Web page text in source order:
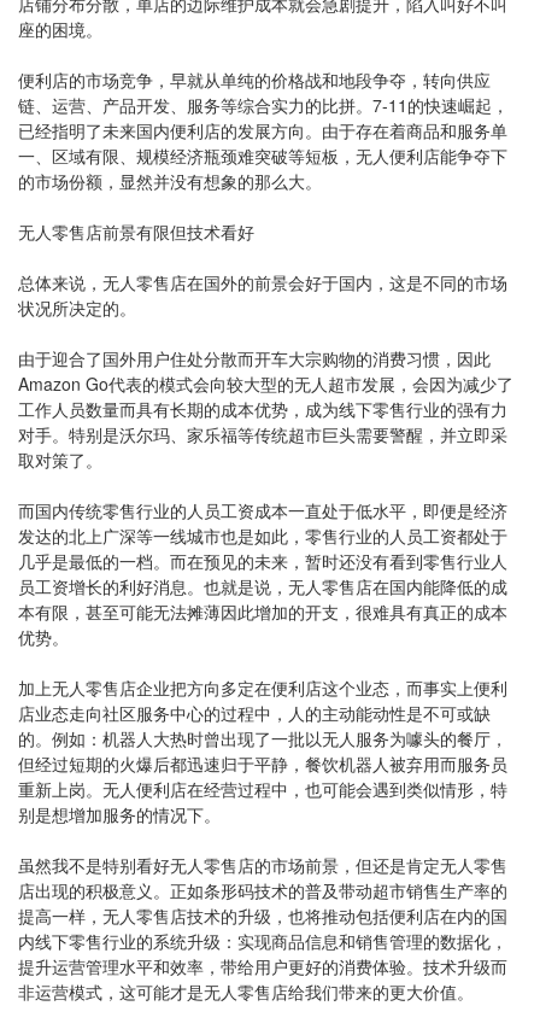
座的困境。
便利店的市场竞争，早就从单纯的价格战和地段争夺，转向供应
链、运营、产品开发、服务等综合实力的比拼。7-11的快速崛起，
已经指明了未来国内便利店的发展方向。由于存在着商品和服务单
一、区域有限、规模经济瓶颈难突破等短板，无人便利店能争夺下
的市场份额，显然并没有想象的那么大。
无人零售店前景有限但技术看好
总体来说，无人零售店在国外的前景会好于国内，这是不同的市场
状况所决定的。
由于迎合了国外用户住处分散而开车大宗购物的消费习惯，因此
Amazon Go代表的模式会向较大型的无人超市发展，会因为减少了
工作人员数量而具有长期的成本优势，成为线下零售行业的强有力
对手。特别是沃尔玛、家乐福等传统超市巨头需要警醒，并立即采
取对策了。
而国内传统零售行业的人员工资成本一直处于低水平，即便是经济
发达的北上广深等一线城市也是如此，零售行业的人员工资都处于
几乎是最低的一档。而在预见的未来，暂时还没有看到零售行业人
员工资增长的利好消息。也就是说，无人零售店在国内能降低的成
本有限，甚至可能无法摊薄因此增加的开支，很难具有真正的成本
优势。
加上无人零售店企业把方向多定在便利店这个业态，而事实上便利
店业态走向社区服务中心的过程中，人的主动能动性是不可或缺
的。例如：机器人大热时曾出现了一批以无人服务为噱头的餐厅，
但经过短期的火爆后都迅速归于平静，餐饮机器人被弃用而服务员
重新上岗。无人便利店在经营过程中，也可能会遇到类似情形，特
别是想增加服务的情况下。
虽然我不是特别看好无人零售店的市场前景，但还是肯定无人零售
店出现的积极意义。正如条形码技术的普及带动超市销售生产率的
提高一样，无人零售店技术的升级，也将推动包括便利店在内的国
内线下零售行业的系统升级：实现商品信息和销售管理的数据化，
提升运营管理水平和效率，带给用户更好的消费体验。技术升级而
非运营模式，这可能才是无人零售店给我们带来的更大价值。